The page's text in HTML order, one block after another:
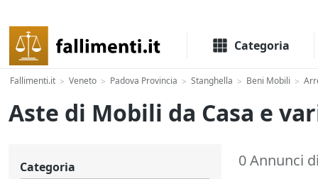
Categoria
Fallimenti.it > Veneto > Padova Provincia > Stanghella > Beni Mobili >
Aste di Mobili da Casa e
Categoria 0 Annunci